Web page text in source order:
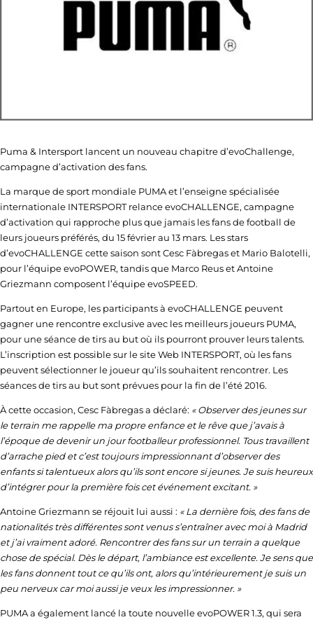
Puma & Intersport lancent un nouveau chapitre d’evoChallenge,
campagne d’activation des fans.
La marque de sport mondiale PUMA et l’enseigne spécialisée
internationale INTERSPORT relance evoCHALLENGE, campagne
d’activation qui rapproche plus que jamais les fans de football de
leurs joueurs préférés, du 15 février au 13 mars. Les stars
d’evoCHALLENGE cette saison sont Cesc Fàbregas et Mario Balotelli,
pour l’équipe evoPOWER, tandis que Marco Reus et Antoine
Griezmann composent l’équipe evoSPEED.
Partout en Europe, les participants à evoCHALLENGE peuvent
gagner une rencontre exclusive avec les meilleurs joueurs PUMA,
pour une séance de tirs au but où ils pourront prouver leurs talents.
L’inscription est possible sur le site Web INTERSPORT, où les fans
peuvent sélectionner le joueur qu’ils souhaitent rencontrer. Les
séances de tirs au but sont prévues pour la fin de l’été 2016.
À cette occasion, Cesc Fàbregas a déclaré: « Observer des jeunes sur
le terrain me rappelle ma propre enfance et le rêve que j’avais à
l’époque de devenir un jour footballeur professionnel. Tous travaillent
d’arrache pied et c’est toujours impressionnant d’observer des
enfants si talentueux alors qu’ils sont encore si jeunes. Je suis heureux
d’intégrer pour la première fois cet événement excitant. »
Antoine Griezmann se réjouit lui aussi : « La dernière fois, des fans de
nationalités très différentes sont venus s’entraîner avec moi à Madrid
et j’ai vraiment adoré. Rencontrer des fans sur un terrain a quelque
chose de spécial. Dès le départ, l’ambiance est excellente. Je sens que
les fans donnent tout ce qu’ils ont, alors qu’intérieurement je suis un
peu nerveux car moi aussi je veux les impressionner. »
PUMA a également lancé la toute nouvelle evoPOWER 1.3, qui sera